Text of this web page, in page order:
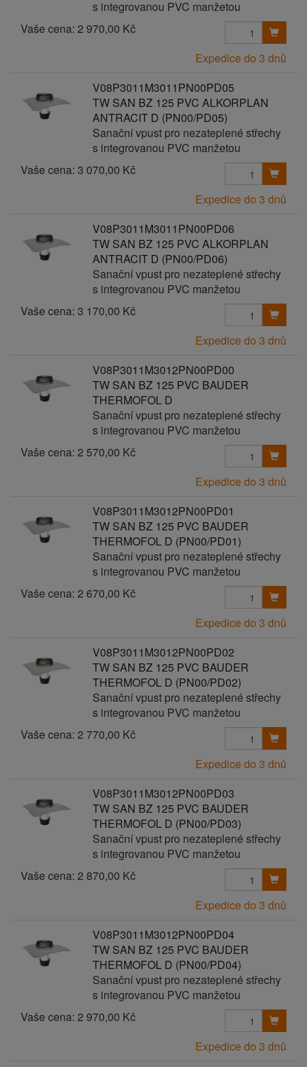
s integrovanou PVC manžetou
Vaše cena: 2 970,00 Kč
Expedice do 3 dnů
V08P3011M3011PN00PD05
TW SAN BZ 125 PVC ALKORPLAN
ANTRACIT D (PN00/PD05)
Sanační vpust pro nezateplené střechy
s integrovanou PVC manžetou
Vaše cena: 3 070,00 Kč
Expedice do 3 dnů
V08P3011M3011PN00PD06
TW SAN BZ 125 PVC ALKORPLAN
ANTRACIT D (PN00/PD06)
Sanační vpust pro nezateplené střechy
s integrovanou PVC manžetou
Vaše cena: 3 170,00 Kč
Expedice do 3 dnů
V08P3011M3012PN00PD00
TW SAN BZ 125 PVC BAUDER
THERMOFOL D
Sanační vpust pro nezateplené střechy
s integrovanou PVC manžetou
Vaše cena: 2 570,00 Kč
Expedice do 3 dnů
V08P3011M3012PN00PD01
TW SAN BZ 125 PVC BAUDER
THERMOFOL D (PN00/PD01)
Sanační vpust pro nezateplené střechy
s integrovanou PVC manžetou
Vaše cena: 2 670,00 Kč
Expedice do 3 dnů
V08P3011M3012PN00PD02
TW SAN BZ 125 PVC BAUDER
THERMOFOL D (PN00/PD02)
Sanační vpust pro nezateplené střechy
s integrovanou PVC manžetou
Vaše cena: 2 770,00 Kč
Expedice do 3 dnů
V08P3011M3012PN00PD03
TW SAN BZ 125 PVC BAUDER
THERMOFOL D (PN00/PD03)
Sanační vpust pro nezateplené střechy
s integrovanou PVC manžetou
Vaše cena: 2 870,00 Kč
Expedice do 3 dnů
V08P3011M3012PN00PD04
TW SAN BZ 125 PVC BAUDER
THERMOFOL D (PN00/PD04)
Sanační vpust pro nezateplené střechy
s integrovanou PVC manžetou
Vaše cena: 2 970,00 Kč
Expedice do 3 dnů